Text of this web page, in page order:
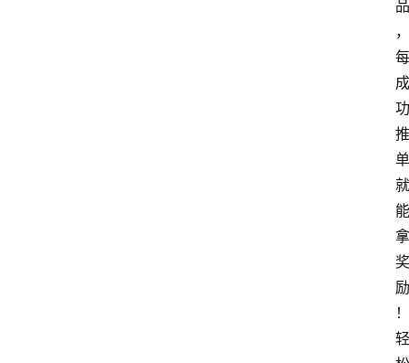
品
，
每
成
功
推
单
就
能
拿
奖
励
！
轻